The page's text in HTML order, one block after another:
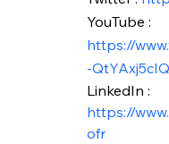
YouTube :
https://
-
LinkedIn :
https://
ofr